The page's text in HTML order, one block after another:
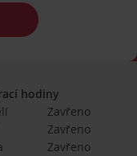
hodiny
Zavřeno
Zavřeno
Zavřeno